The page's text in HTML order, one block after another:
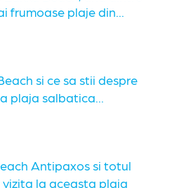
frumoase plaje din...
si ce sa stii despre
plaja salbatica...
Antipaxos si totul
vizita la aceasta plaja